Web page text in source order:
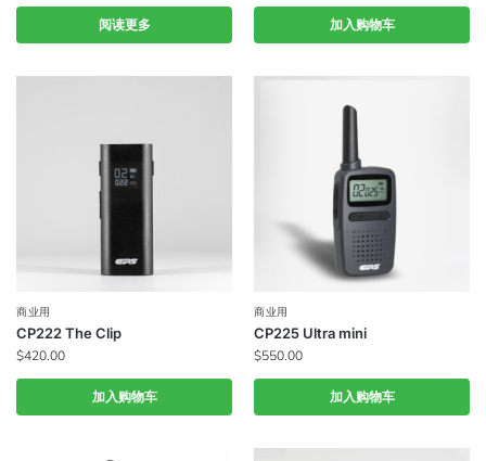
阅读更多 加入购物车
商业用
CP222 The Clip
$420.00
加入购物车
商业用
CP225 Ultra mini
$550.00
加入购物车